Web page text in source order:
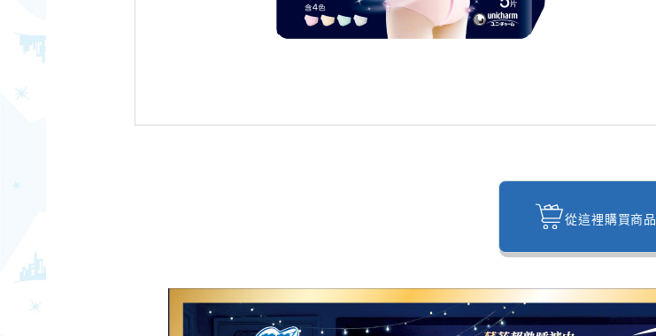
從這裡購買商品